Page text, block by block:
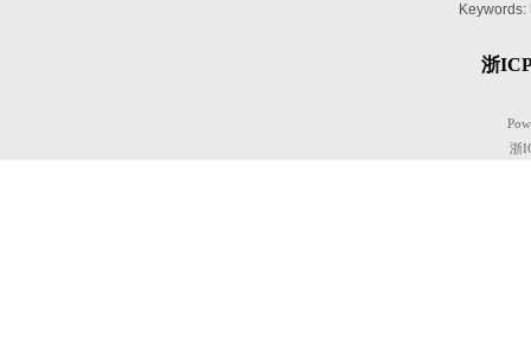
Keywords:
浙
浙